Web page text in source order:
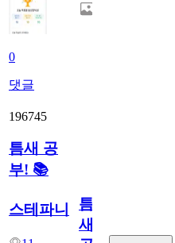
0
댓글
196745
틈새 공
부! 📚
스테파니
틈
새